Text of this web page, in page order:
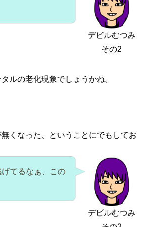
デビルむつみ
その2
ルの老化現象でしょうかね。
くなった、ということにでもしてお
デビルむつみ
てるなぁ、この